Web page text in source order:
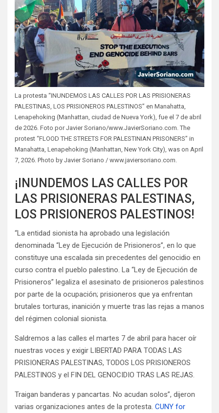
La protesta “INUNDEMOS LAS CALLES POR LAS PRISIONERAS
PALESTINAS, LOS PRISIONEROS PALESTINOS” en Manahatta,
Lenapehoking (Manhattan, ciudad de Nueva York), fue el 7 de abril
de 2026. Foto por Javier Soriano/www.JavierSoriano.com. The
protest “FLOOD THE STREETS FOR PALESTINIAN PRISONERS” in
Manahatta, Lenapehoking (Manhattan, New York City), was on April
7, 2026. Photo by Javier Soriano / www.javiersoriano.com.
¡INUNDEMOS LAS CALLES POR
LAS PRISIONERAS PALESTINAS,
LOS PRISIONEROS PALESTINOS!
“La entidad sionista ha aprobado una legislación
denominada “Ley de Ejecución de Prisioneros”, en lo que
constituye una escalada sin precedentes del genocidio en
curso contra el pueblo palestino. La “Ley de Ejecución de
Prisioneros” legaliza el asesinato de prisioneros palestinos
por parte de la ocupación; prisioneros que ya enfrentan
brutales torturas, inanición y muerte tras las rejas a manos
del régimen colonial sionista.
Saldremos a las calles el martes 7 de abril para hacer oír
nuestras voces y exigir LIBERTAD PARA TODAS LAS
PRISIONERAS PALESTINAS, TODOS LOS PRISIONEROS
PALESTINOS y el FIN DEL GENOCIDIO TRAS LAS REJAS.
Traigan banderas y pancartas. No acudan solos”, dijeron
varias organizaciones antes de la protesta. CUNY for